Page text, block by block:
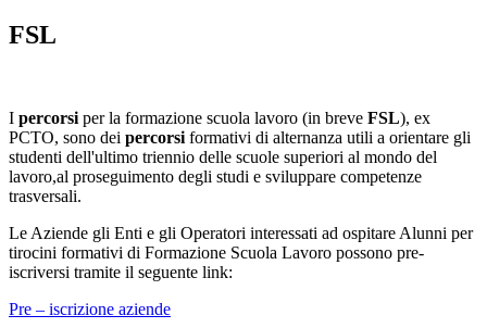
FSL
I percorsi per la formazione scuola lavoro (in breve FSL), ex
PCTO, sono dei percorsi formativi di alternanza utili a orientare gli
studenti dell'ultimo triennio delle scuole superiori al mondo del
lavoro,al proseguimento degli studi e sviluppare competenze
trasversali.
Le Aziende gli Enti e gli Operatori interessati ad ospitare Alunni per
tirocini formativi di Formazione Scuola Lavoro possono pre-
iscriversi tramite il seguente link:
Pre – iscrizione aziende